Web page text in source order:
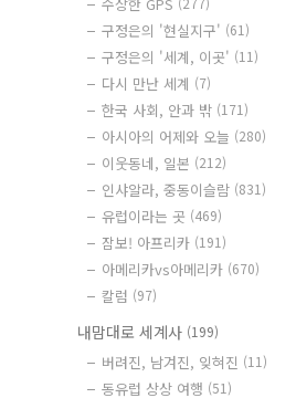
구정은의 '현실지구' (61)
구정은의 '세계, 이곳' (11)
다시 만난 세계 (7)
한국 사회, 안과 밖 (171)
아시아의 어제와 오늘 (280)
이웃동네, 일본 (212)
인샤알라, 중동이슬람 (831)
유럽이라는 곳 (469)
잠보! 아프리카 (191)
아메리카vs아메리카 (670)
칼럼 (97)
내맘대로 세계사 (199)
버려진, 남겨진, 잊혀진 (11)
동유럽 상상 여행 (51)